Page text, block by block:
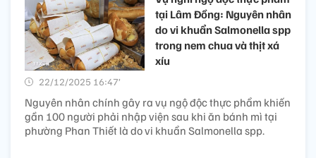
tại Lâm Đồng: Nguyên nhân
do vi khuẩn Salmonella spp
trong nem chua và thịt xá
xíu
22/12/2025 16:47’
Nguyên nhân chính gây ra vụ ngộ độc thực phẩm khiến
gần 100 người phải nhập viện sau khi ăn bánh mì tại
phường Phan Thiết là do vi khuẩn Salmonella spp.